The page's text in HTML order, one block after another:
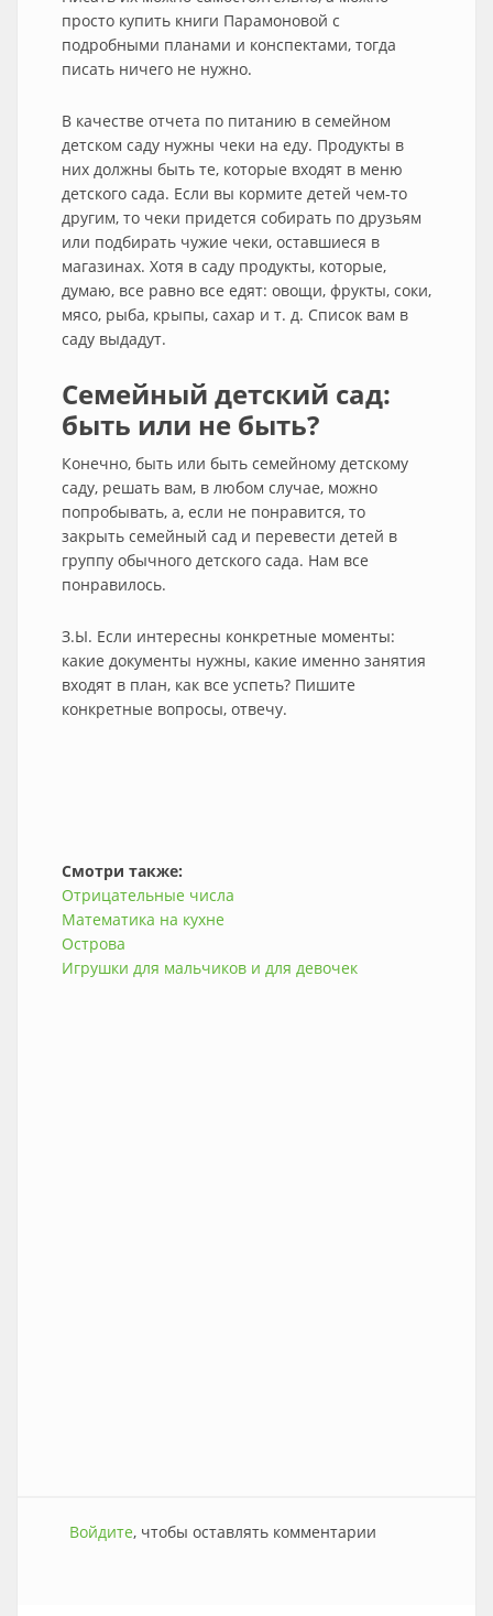
просто купить книги Парамоновой с
подробными планами и конспектами, тогда
писать ничего не нужно.
В качестве отчета по питанию в семейном
детском саду нужны чеки на еду. Продукты в
них должны быть те, которые входят в меню
детского сада. Если вы кормите детей чем-то
другим, то чеки придется собирать по друзьям
или подбирать чужие чеки, оставшиеся в
магазинах. Хотя в саду продукты, которые,
думаю, все равно все едят: овощи, фрукты, соки,
мясо, рыба, крыпы, сахар и т. д. Список вам в
саду выдадут.
Семейный детский сад:
быть или не быть?
Конечно, быть или быть семейному детскому
саду, решать вам, в любом случае, можно
попробывать, а, если не понравится, то
закрыть семейный сад и перевести детей в
группу обычного детского сада. Нам все
понравилось.
З.Ы. Если интересны конкретные моменты:
какие документы нужны, какие именно занятия
входят в план, как все успеть? Пишите
конкретные вопросы, отвечу.
Смотри также:
Отрицательные числа
Математика на кухне
Острова
Игрушки для мальчиков и для девочек
Войдите, чтобы оставлять комментарии